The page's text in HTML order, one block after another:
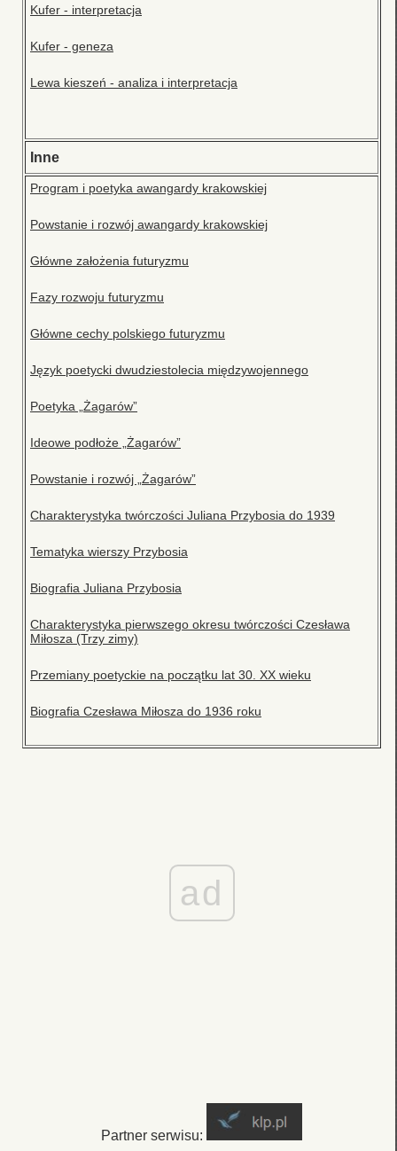
Kufer - interpretacja
Kufer - geneza
Lewa kieszeń - analiza i interpretacja
Inne
Program i poetyka awangardy krakowskiej
Powstanie i rozwój awangardy krakowskiej
Główne założenia futuryzmu
Fazy rozwoju futuryzmu
Główne cechy polskiego futuryzmu
Język poetycki dwudziestolecia międzywojennego
Poetyka „Żagarów”
Ideowe podłoże „Żagarów”
Powstanie i rozwój „Żagarów”
Charakterystyka twórczości Juliana Przybosia do 1939
Tematyka wierszy Przybosia
Biografia Juliana Przybosia
Charakterystyka pierwszego okresu twórczości Czesława
Miłosza (Trzy zimy)
Przemiany poetyckie na początku lat 30. XX wieku
Biografia Czesława Miłosza do 1936 roku
ad
Partner serwisu: